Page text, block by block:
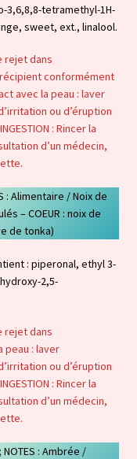
3,6,8,8-tetramethyl-1H-
sweet, ext., linalool.
rejet dans
conformément
avec la peau : laver
ou d’éruption
: Rincer la
d’un médecin,
: Alimentaire / Noix de
– COEUR : noix de
de tonka)
: piperonal, ethyl 3-
2,5-
rejet dans
peau : laver
ou d’éruption
: Rincer la
d’un médecin,
: Ambrée /